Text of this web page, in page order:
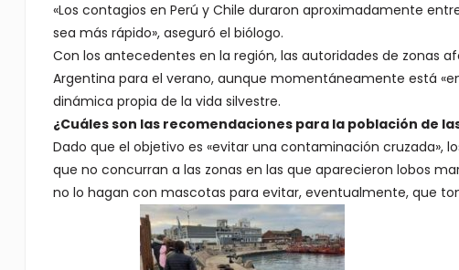
«Los contagios en Perú y Chile duraron aproximadamente
sea más rápido», aseguró el biólogo.
Con los antecedentes en la región, las autoridades de zonas
Argentina para el verano, aunque momentáneamente está
dinámica propia de la vida silvestre.
¿Cuáles son las recomendaciones para la población de
Dado que el objetivo es «evitar una contaminación cruzada»,
que no concurran a las zonas en las que aparecieron lobos
no lo hagan con mascotas para evitar, eventualmente, que